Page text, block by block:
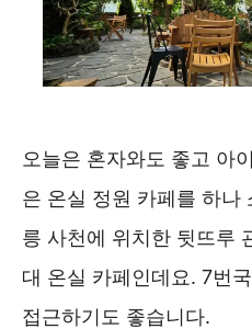
오늘은 혼자와도 좋고 아
은 온실 정원 카페를 하나
릉 사천에 위치한 뒷뜨루
대 온실 카페인데요. 7번
접근하기도 좋습니다.